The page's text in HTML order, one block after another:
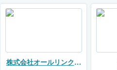
株式会社オールリンクリ